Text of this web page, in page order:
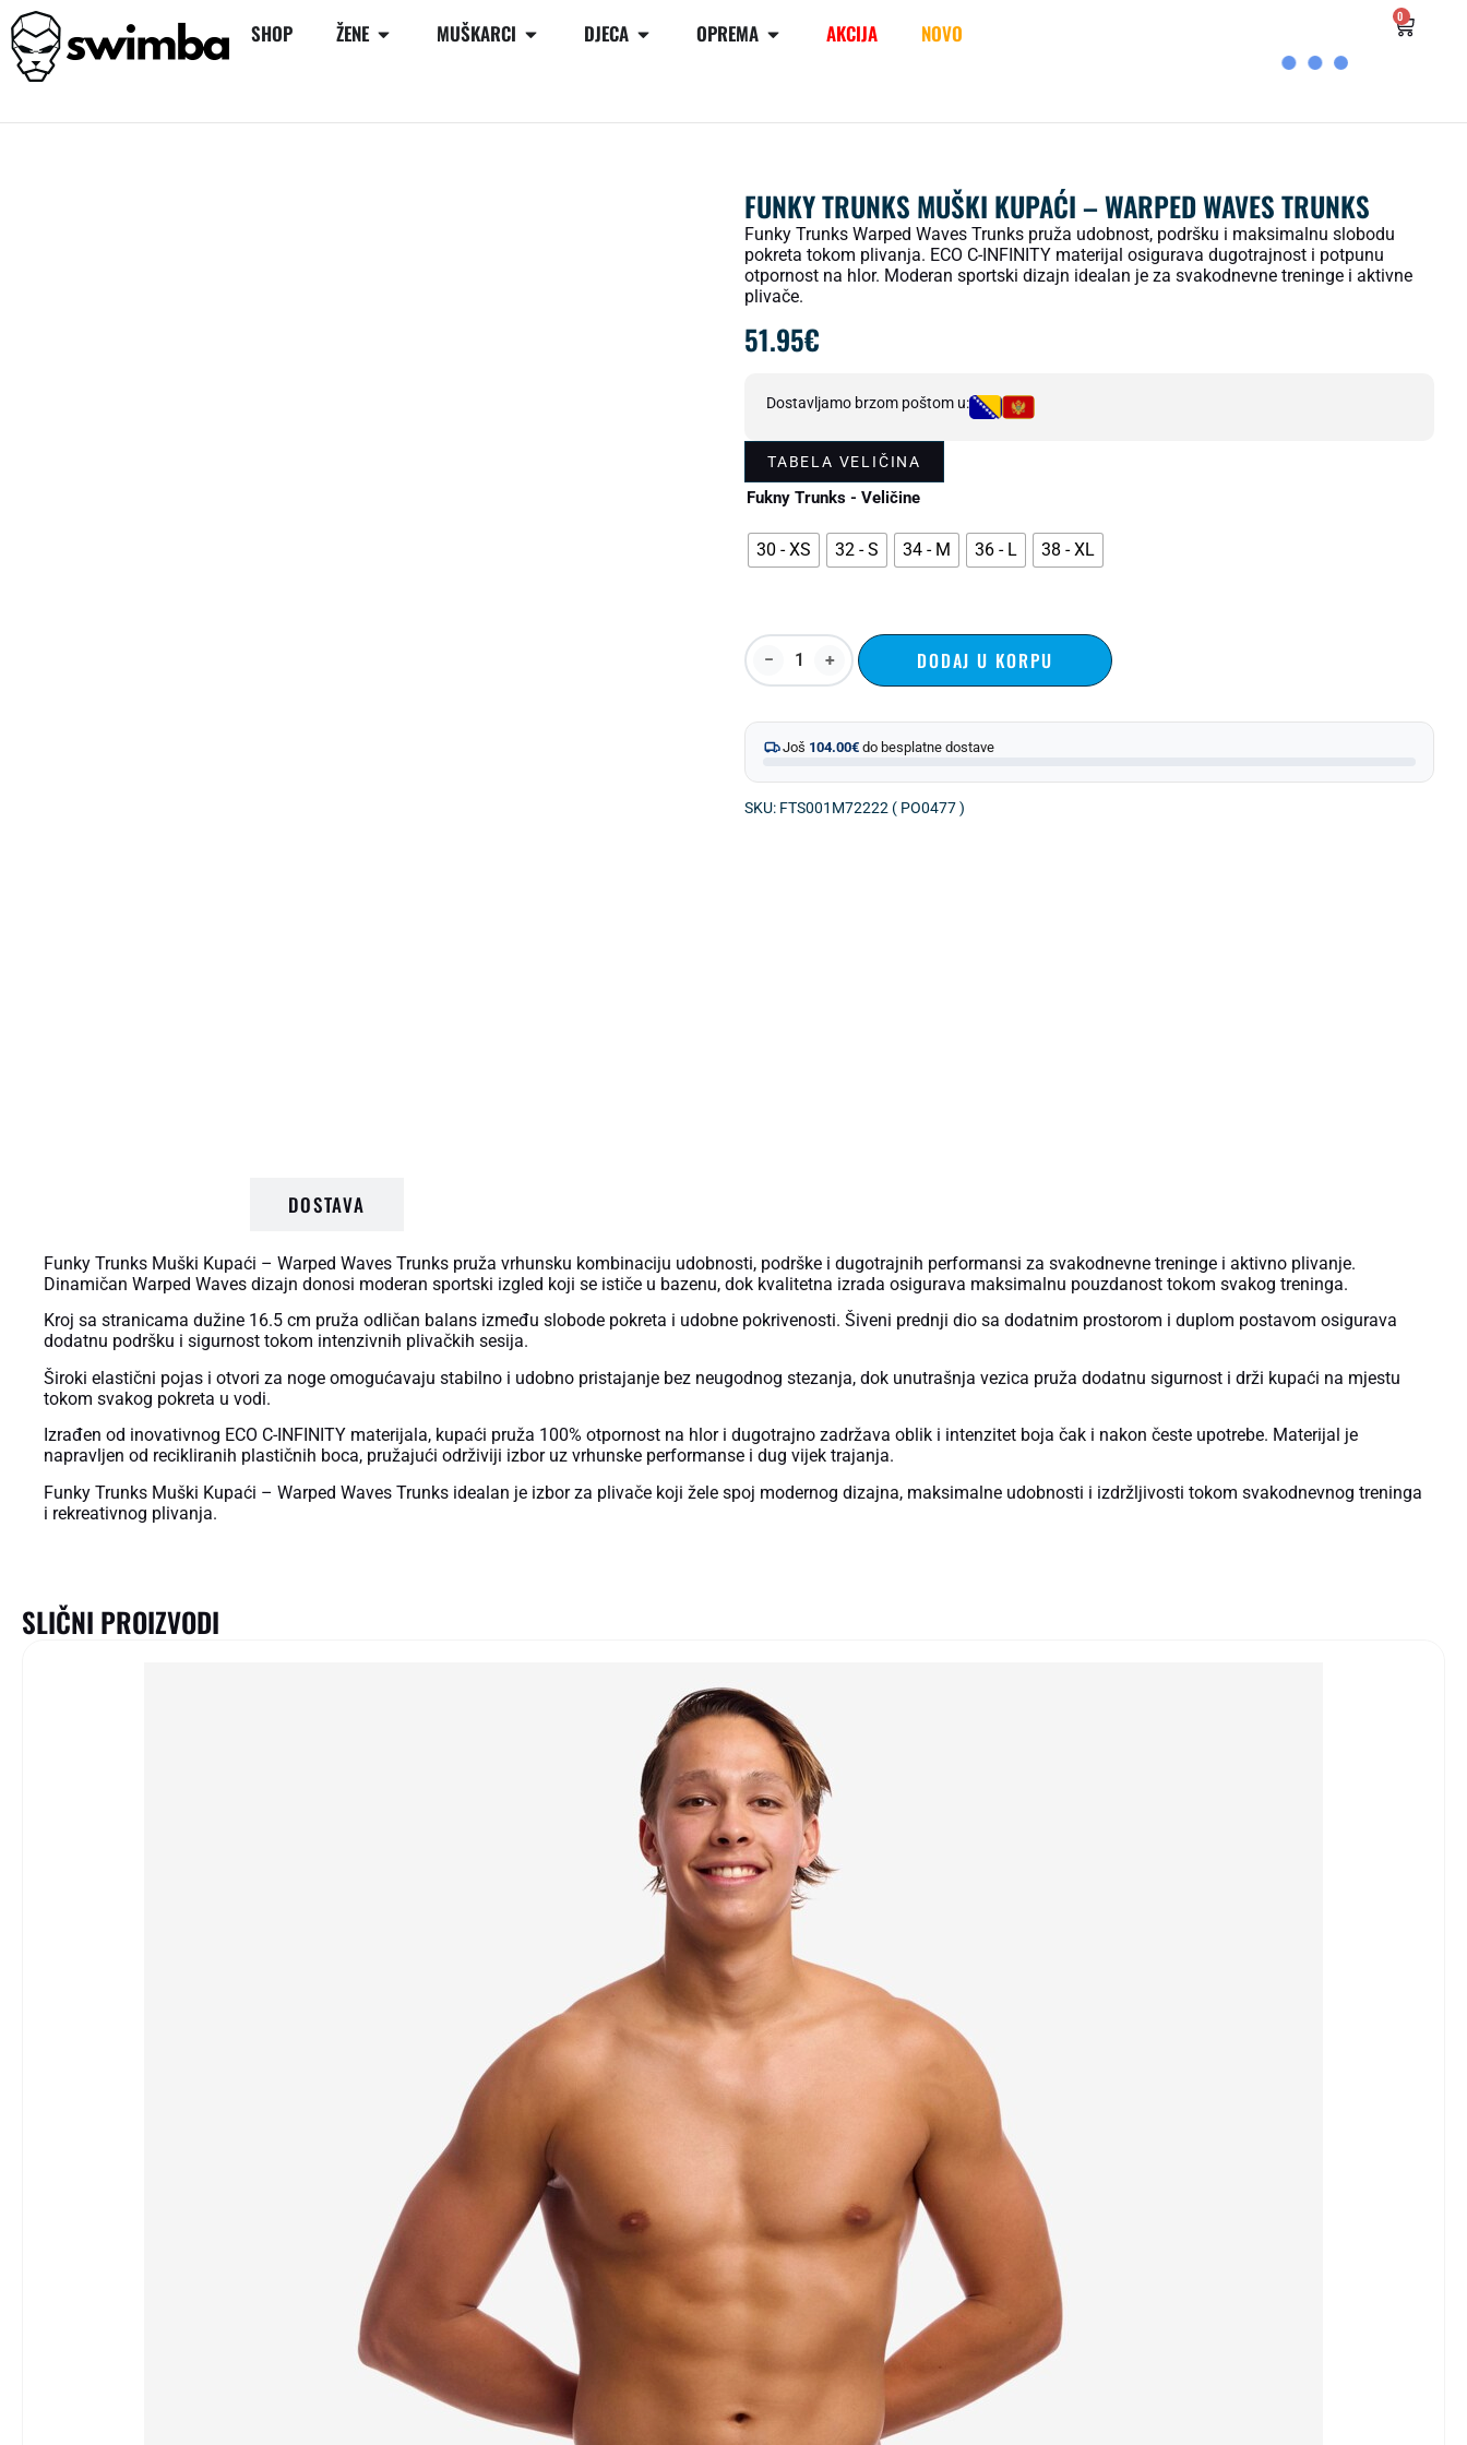
SHOP ŽENE MUŠKARCI DJECA OPREMA AKCIJA NOVO
0
FUNKY TRUNKS MUŠKI KUPAĆI – WARPED WAVES TRUNKS
Funky Trunks Warped Waves Trunks pruža udobnost, podršku i maksimalnu slobodu
pokreta tokom plivanja. ECO C-INFINITY materijal osigurava dugotrajnost i potpunu
otpornost na hlor. Moderan sportski dizajn idealan je za svakodnevne treninge i aktivne
plivače.
51.95€
Dostavljamo brzom poštom u:
TABELA VELIČINA
Fukny Trunks - Veličine
30 - XS 32 - S 34 - M 36 - L 38 - XL
DODAJ U KORPU
Još 104.00€ do besplatne dostave
SKU: FTS001M72222 ( PO0477 )
DOSTAVA
Funky Trunks Muški Kupaći – Warped Waves Trunks pruža vrhunsku kombinaciju udobnosti, podrške i dugotrajnih performansi za svakodnevne treninge i aktivno plivanje.
Dinamičan Warped Waves dizajn donosi moderan sportski izgled koji se ističe u bazenu, dok kvalitetna izrada osigurava maksimalnu pouzdanost tokom svakog treninga.
Kroj sa stranicama dužine 16.5 cm pruža odličan balans između slobode pokreta i udobne pokrivenosti. Šiveni prednji dio sa dodatnim prostorom i duplom postavom osigurava
dodatnu podršku i sigurnost tokom intenzivnih plivačkih sesija.
Široki elastični pojas i otvori za noge omogućavaju stabilno i udobno pristajanje bez neugodnog stezanja, dok unutrašnja vezica pruža dodatnu sigurnost i drži kupaći na mjestu
tokom svakog pokreta u vodi.
Izrađen od inovativnog ECO C-INFINITY materijala, kupaći pruža 100% otpornost na hlor i dugotrajno zadržava oblik i intenzitet boja čak i nakon česte upotrebe. Materijal je
napravljen od recikliranih plastičnih boca, pružajući održiviji izbor uz vrhunske performanse i dug vijek trajanja.
Funky Trunks Muški Kupaći – Warped Waves Trunks idealan je izbor za plivače koji žele spoj modernog dizajna, maksimalne udobnosti i izdržljivosti tokom svakodnevnog treninga
i rekreativnog plivanja.
SLIČNI PROIZVODI